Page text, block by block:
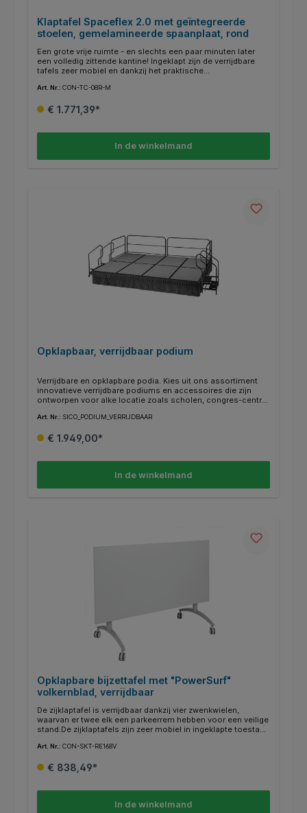
Klaptafel Spaceflex 2.0 met geïntegreerde
stoelen, gemelamineerde spaanplaat, rond
Een grote vrije ruimte - en slechts een paar minuten later
een volledig zittende kantine! Ingeklapt zijn de verrijdbare
tafels zeer mobiel en dankzij het praktische
transportvergrendeling maakt een veilige hantering mogelijk.
van de kamer. Als de tafels eenmaal zijn samengevouwen, is
onderhoudsvriendelijk en kan uiteraard met een vochtige
doek worden afgenomen. Het frame is altijd verkrijgbaar in
Art. Nr.: CON-TC-08R-M
€ 1.771,39*
In de winkelmand
Opklapbaar, verrijdbaar podium
Verrijdbare en opklapbare podia. Kies uit ons assortiment
innovatieve verrijdbare podiums en accessoires die zijn
ontworpen voor alke locatie zoals scholen, congres-centra,
van SICO® zijn ingenieus geconstrueerd voor makkelijk
eenvoudig op- en afbouwen. Opklapbaar en verrijdbaar, dus
Art. Nr.: SICO_PODIUM_VERRIJDBAAR
€ 1.949,00*
In de winkelmand
Opklapbare bijzettafel met "PowerSurf"
volkernblad, verrijdbaar
De zijklaptafel is verrijdbaar dankzij vier zwenkwielen,
waarvan er twee elk een parkeerrem hebben voor een veilige
stand.De zijklaptafels zijn zeer mobiel in ingeklapte toestand
kliksluiting. Voor een optimaal gebruik van de ruimte kunnen
besparen. Het chassis is gepoedercoat in RAL 9006 wit
bijzonder gemakkelijk schoon te maken en kan met een
Art. Nr.: CON-SKT-RE168V
€ 838,49*
In de winkelmand